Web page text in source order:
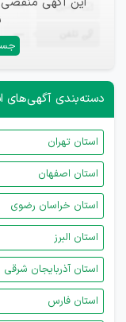
ایمیل —
—
دسته‌بندی آگهی‌های
استان تهران
استان اصفهان
استان خراسان رضوی
استان البرز
استان آذربایجان شرقی
استان فارس